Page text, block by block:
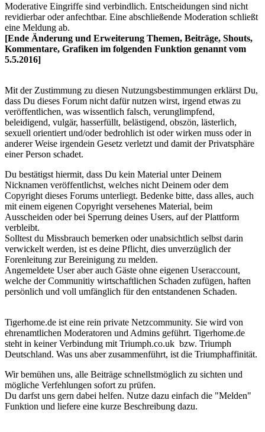
Moderative Eingriffe sind verbindlich. Entscheidungen sind nicht
revidierbar oder anfechtbar. Eine abschließende Moderation schließt
eine Meldung ab.
[Ende Änderung und Erweiterung Themen, Beiträge, Shouts,
Kommentare, Grafiken im folgenden Funktion genannt vom
5.5.2016]
Mit der Zustimmung zu diesen Nutzungsbestimmungen erklärst Du,
dass Du dieses Forum nicht dafür nutzen wirst, irgend etwas zu
veröffentlichen, was wissentlich falsch, verunglimpfend,
beleidigend, vulgär, hasserfüllt, belästigend, obszön, lästerlich,
sexuell orientiert und/oder bedrohlich ist oder wirken muss oder in
anderer Weise irgendein Gesetz verletzt und damit der Privatsphäre
einer Person schadet.
Du bestätigst hiermit, dass Du kein Material unter Deinem
Nicknamen veröffentlichst, welches nicht Deinem oder dem
Copyright dieses Forums unterliegt. Bedenke bitte, dass alles, auch
mit einem eigenen Copyright versehenes Material, beim
Ausscheiden oder bei Sperrung deines Users, auf der Plattform
verbleibt.
Solltest du Missbrauch bemerken oder unabsichtlich selbst darin
verwickelt werden, ist es deine Pflicht, dies unverzüglich der
Forenleitung zur Bereinigung zu melden.
Angemeldete User aber auch Gäste ohne eigenen Useraccount,
welche der Communitiy wirtschaftlichen Schaden zufügen, haften
persönlich und voll umfänglich für den entstandenen Schaden.
Tigerhome.de ist eine rein private Netzcommunity. Sie wird von
ehrenamtlichen Moderatoren und Admins geführt. Tigerhome.de
steht in keiner Verbindung mit Triumph.co.uk bzw. Triumph
Deutschland. Was uns aber zusammenführt, ist die Triumphaffinität.
Wir bemühen uns, alle Beiträge schnellstmöglich zu sichten und
mögliche Verfehlungen sofort zu prüfen.
Du darfst uns gern dabei helfen. Nutze dazu einfach die "Melden"
Funktion und liefere eine kurze Beschreibung dazu.